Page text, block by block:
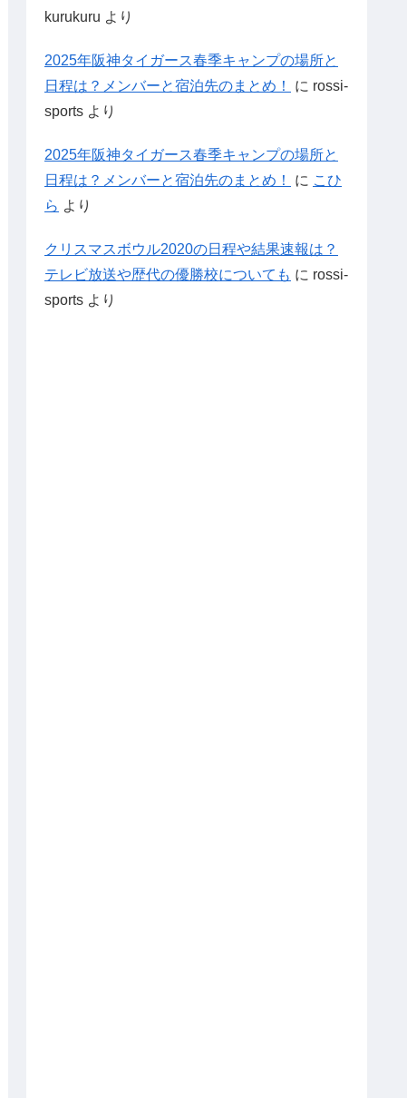
kurukuru より
2025年阪神タイガース春季キャンプの場所と
日程は？メンバーと宿泊先のまとめ！
に rossi-
sports より
2025年阪神タイガース春季キャンプの場所と
日程は？メンバーと宿泊先のまとめ！
に こひ
ら より
クリスマスボウル2020の日程や結果速報は？
テレビ放送や歴代の優勝校についても に rossi-
sports より